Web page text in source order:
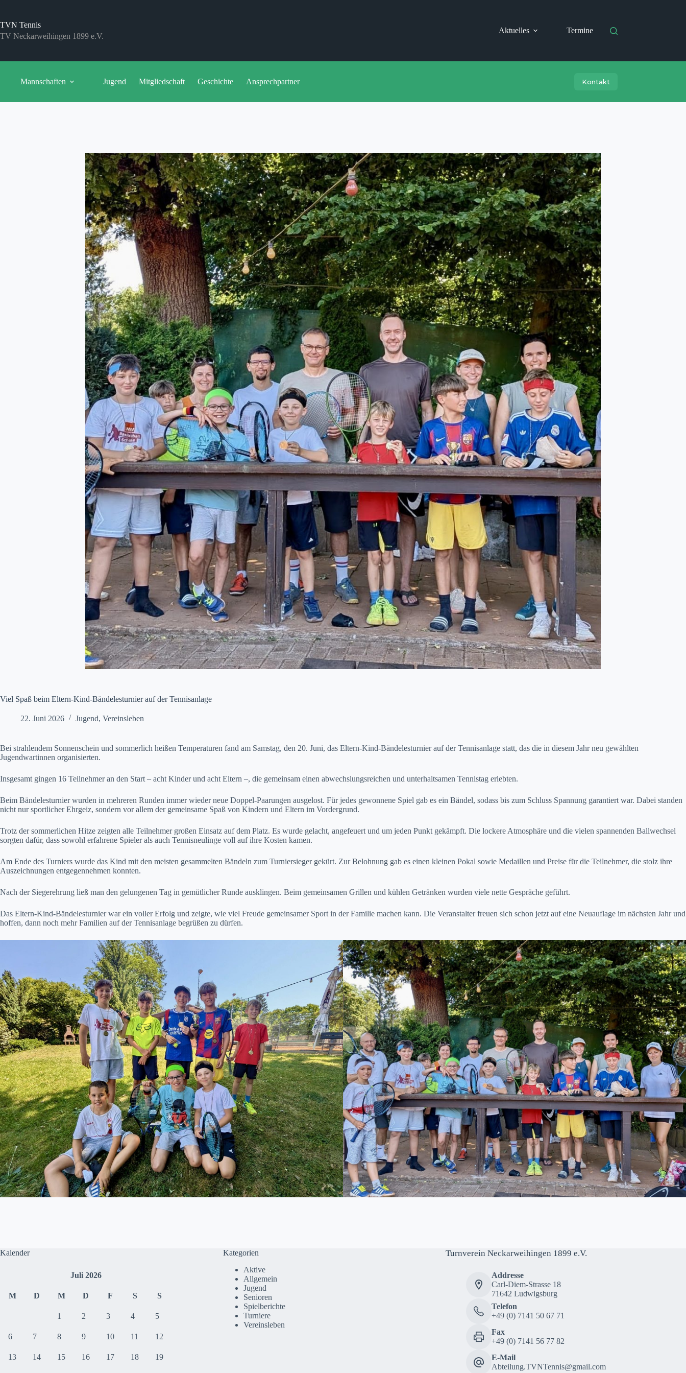
springen
TVN Tennis
TV Neckarweihingen 1899 e.V.
Aktuelles Termine
Mannschaften Jugend Mitgliedschaft Geschichte Ansprechpartner Kontakt
Viel Spaß beim Eltern-Kind-Bändelesturnier auf der Tennisanlage
22. Juni 2026 Jugend, Vereinsleben
Bei strahlendem Sonnenschein und sommerlich heißen Temperaturen fand am Samstag, den 20. Juni, das Eltern-Kind-Bändelesturnier auf der Tennisanlage statt, das die in diesem Jahr neu gewählten
Jugendwartinnen organisierten.
Insgesamt gingen 16 Teilnehmer an den Start – acht Kinder und acht Eltern –, die gemeinsam einen abwechslungsreichen und unterhaltsamen Tennistag erlebten.
Beim Bändelesturnier wurden in mehreren Runden immer wieder neue Doppel-Paarungen ausgelost. Für jedes gewonnene Spiel gab es ein Bändel, sodass bis zum Schluss Spannung garantiert war. Dabei standen
nicht nur sportlicher Ehrgeiz, sondern vor allem der gemeinsame Spaß von Kindern und Eltern im Vordergrund.
Trotz der sommerlichen Hitze zeigten alle Teilnehmer großen Einsatz auf dem Platz. Es wurde gelacht, angefeuert und um jeden Punkt gekämpft. Die lockere Atmosphäre und die vielen spannenden Ballwechsel
sorgten dafür, dass sowohl erfahrene Spieler als auch Tennisneulinge voll auf ihre Kosten kamen.
Am Ende des Turniers wurde das Kind mit den meisten gesammelten Bändeln zum Turniersieger gekürt. Zur Belohnung gab es einen kleinen Pokal sowie Medaillen und Preise für die Teilnehmer, die stolz ihre
Auszeichnungen entgegennehmen konnten.
Nach der Siegerehrung ließ man den gelungenen Tag in gemütlicher Runde ausklingen. Beim gemeinsamen Grillen und kühlen Getränken wurden viele nette Gespräche geführt.
Das Eltern-Kind-Bändelesturnier war ein voller Erfolg und zeigte, wie viel Freude gemeinsamer Sport in der Familie machen kann. Die Veranstalter freuen sich schon jetzt auf eine Neuauflage im nächsten Jahr und
hoffen, dann noch mehr Familien auf der Tennisanlage begrüßen zu dürfen.
Kalender
Juli 2026
M D M D F S S
1 2 3 4 5
6 7 8 9 10 11 12
13 14 15 16 17 18 19
Kategorien
Aktive
Allgemein
Jugend
Senioren
Spielberichte
Turniere
Vereinsleben
Turnverein Neckarweihingen 1899 e.V.
Addresse
Carl-Diem-Strasse 18
71642 Ludwigsburg
Telefon
+49 (0) 7141 50 67 71
Fax
+49 (0) 7141 56 77 82
E-Mail
Abteilung.TVNTennis@gmail.com